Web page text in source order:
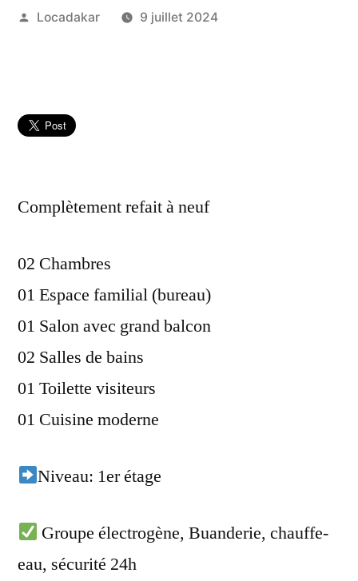
Publié
Locadakar 9 juillet 2024
Complètement refait à neuf
02 Chambres
01 Espace familial (bureau)
01 Salon avec grand balcon
02 Salles de bains
01 Toilette visiteurs
01 Cuisine moderne
Niveau: 1er étage
Groupe électrogène, Buanderie, chauffe-
eau, sécurité 24h